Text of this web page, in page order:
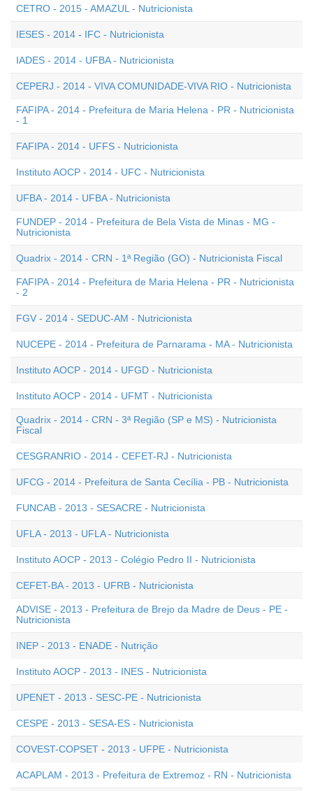
CETRO - 2015 - AMAZUL - Nutricionista
IESES - 2014 - IFC - Nutricionista
IADES - 2014 - UFBA - Nutricionista
CEPERJ - 2014 - VIVA COMUNIDADE-VIVA RIO - Nutricionista
FAFIPA - 2014 - Prefeitura de Maria Helena - PR - Nutricionista
- 1
FAFIPA - 2014 - UFFS - Nutricionista
Instituto AOCP - 2014 - UFC - Nutricionista
UFBA - 2014 - UFBA - Nutricionista
FUNDEP - 2014 - Prefeitura de Bela Vista de Minas - MG -
Nutricionista
Quadrix - 2014 - CRN - 1ª Região (GO) - Nutricionista Fiscal
FAFIPA - 2014 - Prefeitura de Maria Helena - PR - Nutricionista
- 2
FGV - 2014 - SEDUC-AM - Nutricionista
NUCEPE - 2014 - Prefeitura de Parnarama - MA - Nutricionista
Instituto AOCP - 2014 - UFGD - Nutricionista
Instituto AOCP - 2014 - UFMT - Nutricionista
Quadrix - 2014 - CRN - 3ª Região (SP e MS) - Nutricionista
Fiscal
CESGRANRIO - 2014 - CEFET-RJ - Nutricionista
UFCG - 2014 - Prefeitura de Santa Cecília - PB - Nutricionista
FUNCAB - 2013 - SESACRE - Nutricionista
UFLA - 2013 - UFLA - Nutricionista
Instituto AOCP - 2013 - Colégio Pedro II - Nutricionista
CEFET-BA - 2013 - UFRB - Nutricionista
ADVISE - 2013 - Prefeitura de Brejo da Madre de Deus - PE -
Nutricionista
INEP - 2013 - ENADE - Nutrição
Instituto AOCP - 2013 - INES - Nutricionista
UPENET - 2013 - SESC-PE - Nutricionista
CESPE - 2013 - SESA-ES - Nutricionista
COVEST-COPSET - 2013 - UFPE - Nutricionista
ACAPLAM - 2013 - Prefeitura de Extremoz - RN - Nutricionista